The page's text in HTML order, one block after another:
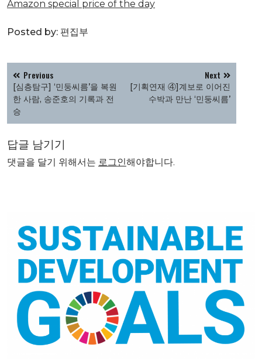
Amazon special price of the day
Posted by: 편집부
글
탐
색
Previous
[심층탐구] ‘민둥씨름’을 복원
한 사람, 송준호의 기록과 전
승
Next
[기획연재 ④]계보로 이어진
수박과 만난 ‘민둥씨름’
답글 남기기
댓글을 달기 위해서는 로그인해야합니다.